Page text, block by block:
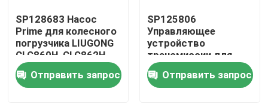
Дом
Продукты
SP128683 Насос
Prime для колесного
погрузчика LIUGONG
CLG860H, CLG862H,
CLG862N, CLG870H,
CLG888, CLG890H,
ZL50CN, ZL50CNX
Отправить запрос
SP125806
Управляющее
устройство
трансмиссии для
колесного
погрузчика LIUGONG
CLG855、CLG856、
Отправить запрос